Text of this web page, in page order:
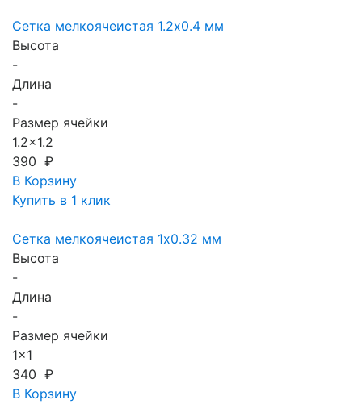
Сетка мелкоячеистая 1.2х0.4 мм
Высота
-
Длина
-
Размер ячейки
1.2x1.2
390 ₽
В Корзину
Купить в 1 клик
Сетка мелкоячеистая 1х0.32 мм
Высота
-
Длина
-
Размер ячейки
1x1
340 ₽
В Корзину